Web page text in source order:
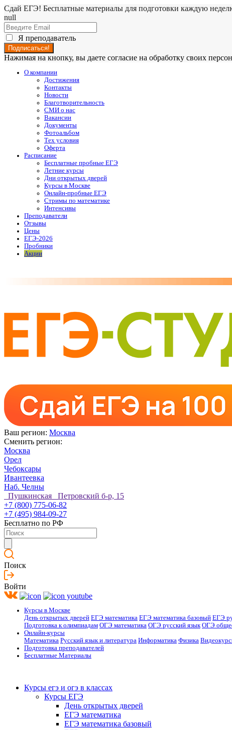
Сдай ЕГЭ! Бесплатные материалы для подготовки каждую
null
Я преподаватель
Нажимая на кнопку, вы даете согласие на обработку своих
О компании
Достижения
Контакты
Новости
Благотворительность
СМИ о нас
Вакансии
Документы
Фотоальбом
Тех условия
Оферта
Расписание
Бесплатные пробные ЕГЭ
Летние курсы
Дни открытых дверей
Курсы в Москве
Онлайн-пробные ЕГЭ
Стримы по математике
Интенсивы
Преподаватели
Отзывы
Цены
ЕГЭ-2026
Пробники
Акции
Ваш регион: Москва
Сменить регион:
Москва
Орел
Чебоксары
Ивантеевка
Наб. Челны
Пушкинская Петровский б-р, 15
+7 (800) 775-06-82
+7 (495) 984-09-27
Бесплатно по РФ
Поиск
Войти
Курсы в Москве
День открытых дверей ЕГЭ математика ЕГЭ математика базовый ЕГЭ
Подготовка к олимпиадам ОГЭ математика ОГЭ русский язык ОГЭ
Онлайн-курсы
Математика Русский язык и литература Информатика Физика
Подготовка преподавателей
Бесплатные Материалы
Курсы егэ и огэ в классах
Курсы ЕГЭ
День открытых дверей
ЕГЭ математика
ЕГЭ математика базовый